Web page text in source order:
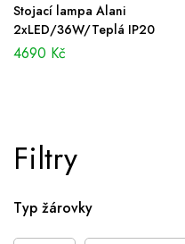
Filtry
Typ žárovky
Stojací lampa Alani
2xLED/36W/Teplá IP20
4690 Kč